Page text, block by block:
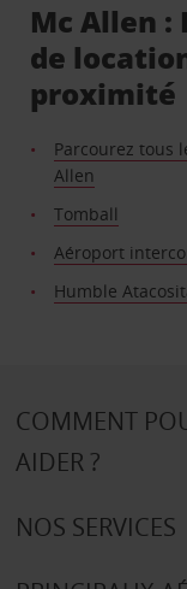
Mc Allen :
de
proximité
Parcourez tous
Allen
Tomball
Aéroport
Humble
COMMENT
AIDER ?
NOS SERVICES